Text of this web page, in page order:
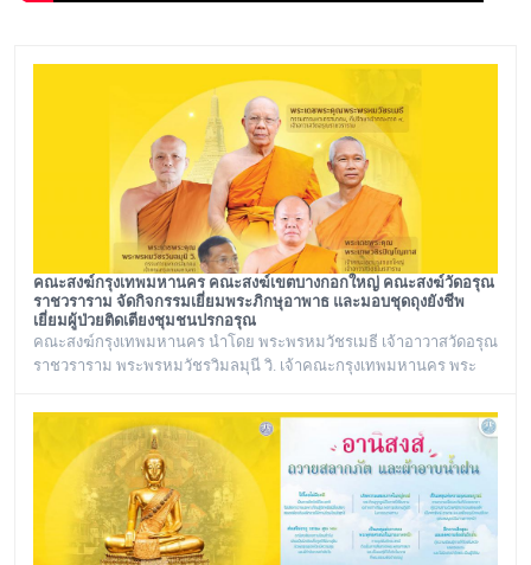
คณะสงฆ์กรุงเทพมหานคร คณะสงฆ์เขตบางกอกใหญ่ คณะสงฆ์วัดอรุณ
ราชวราราม จัดกิจกรรมเยี่ยมพระภิกษุอาพาธ และมอบชุดถุงยังชีพ
เยี่ยมผู้ป่วยติดเตียงชุมชนปรกอรุณ
คณะสงฆ์กรุงเทพมหานคร นำโดย พระพรหมวัชรเมธี เจ้าอาวาสวัดอรุณ
ราชวราราม พระพรหมวัชรวิมลมุนี วิ. เจ้าคณะกรุงเทพมหานคร พระ
และ พระราชวชิรรัตนาภรณ์ ดร. (ชุมพร นิติสาโร) เจ้าคณะแขวงวัด
อรุณ, รองวัดอรุณราชวราราม นายเกียรติวิสุทธิ์ เพ็ชรหมื่นไวย ผู้อำนวย
การเขตบางกอกใหญ่ จัดโครงการเยี่ยมพระภิกษุอาพาธในเขต
บางกอกใหญ่ และเยี่ยม/มอบถุงยัง